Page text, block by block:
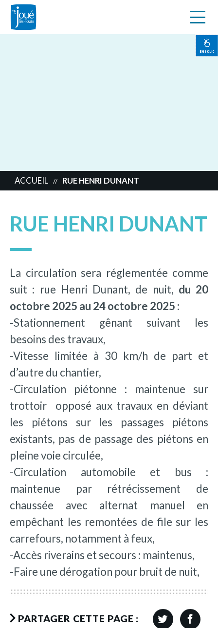
EN 1 CLIC
ACCUEIL // RUE HENRI DUNANT
RUE HENRI DUNANT
La circulation sera réglementée comme
suit : rue Henri Dunant, de nuit, du 20
octobre 2025 au 24 octobre 2025 :
-Stationnement gênant suivant les
besoins des travaux,
-Vitesse limitée à 30 km/h de part et
d’autre du chantier,
-Circulation piétonne : maintenue sur
trottoir opposé aux travaux en déviant
les piétons sur les passages piétons
existants, pas de passage des piétons en
pleine voie circulée,
-Circulation automobile et bus :
maintenue par rétrécissement de
chaussée avec alternat manuel en
empêchant les remontées de file sur les
carrefours, notamment à feux,
-Accès riverains et secours : maintenus,
-Faire une dérogation pour bruit de nuit,
PARTAGER CETTE PAGE :